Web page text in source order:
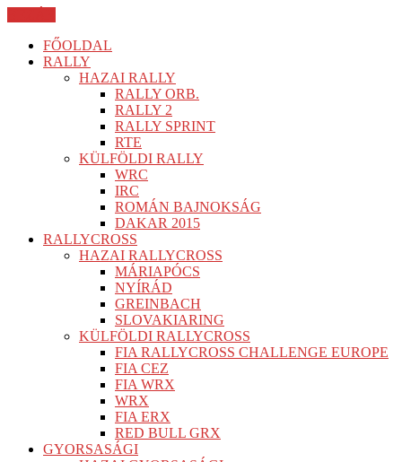
FŐOLDAL
RALLY
HAZAI RALLY
RALLY ORB.
RALLY 2
RALLY SPRINT
RTE
KÜLFÖLDI RALLY
WRC
IRC
ROMÁN BAJNOKSÁG
DAKAR 2015
RALLYCROSS
HAZAI RALLYCROSS
MÁRIAPÓCS
NYÍRÁD
GREINBACH
SLOVAKIARING
KÜLFÖLDI RALLYCROSS
FIA RALLYCROSS CHALLENGE EUROPE
FIA CEZ
FIA WRX
WRX
FIA ERX
RED BULL GRX
GYORSASÁGI